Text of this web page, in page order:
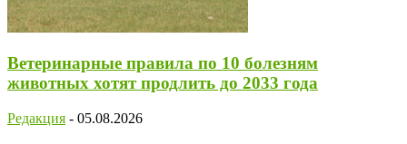
Ветеринарные правила по 10 болезням
животных хотят продлить до 2033 года
Редакция - 05.08.2026